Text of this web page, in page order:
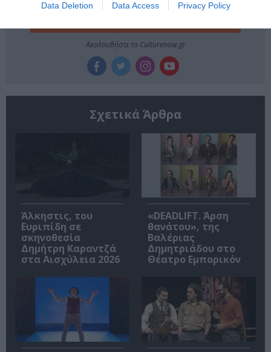
Data Deletion Data Access Privacy Policy
Ακολουθήστε το Culturenow.gr
Σχετικά Άρθρα
Άλκηστις, του
Ευριπίδη σε
σκηνοθεσία
Δημήτρη Καραντζά
στα Αισχύλεια 2026
«DEADLIFT. Άρση
θανάτου», της
Βαλέριας
Δημητριάδου στο
Θέατρο Εμπορικόν